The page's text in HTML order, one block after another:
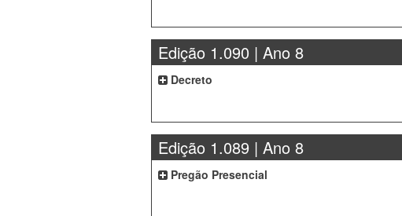
Edição 1.090 | Ano 8
Decreto
Edição 1.089 | Ano 8
Pregão Presencial